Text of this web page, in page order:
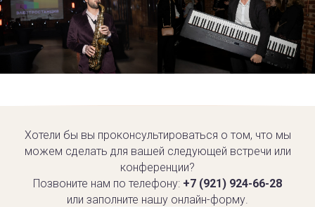
Хотели бы вы проконсультироваться о том, что мы
можем сделать для вашей следующей встречи или
конференции?
Позвоните нам по телефону: +7 (921) 924-66-28
или заполните нашу онлайн-форму.